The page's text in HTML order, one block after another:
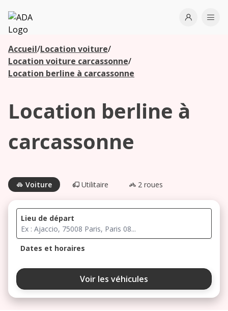
ADA
Open
Accueil/Location voiture/
Location voiture carcassonne/
Location berline à carcassonne
Location berline à
carcassonne
Voiture Utilitaire 2 roues
Lieu de départ
Dates et horaires
août 2026
ma me
Voir les véhicules
Les
agences à
proximité
Commencez
recherche
proximité